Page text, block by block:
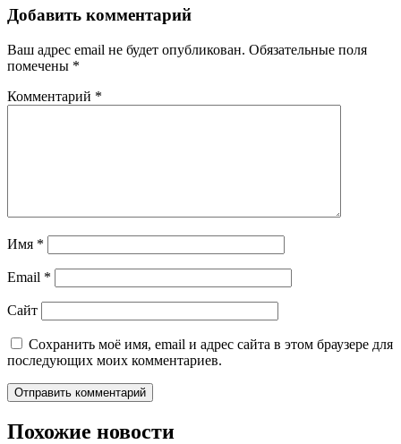
Добавить комментарий
Ваш адрес email не будет опубликован. Обязательные поля
помечены *
Комментарий *
Имя *
Email *
Сайт
Сохранить моё имя, email и адрес сайта в этом браузере для
последующих моих комментариев.
Похожие новости